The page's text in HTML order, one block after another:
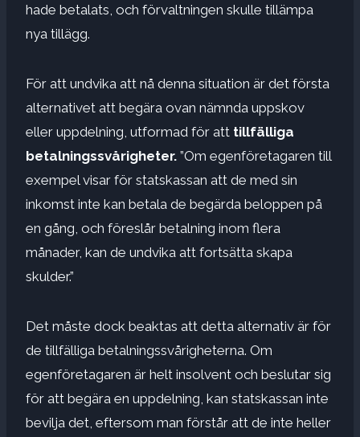
hade betalats, och förvaltningen skulle tillämpa
nya tillägg.
För att undvika att nå denna situation är det första
alternativet att begära ovan nämnda uppskov
eller uppdelning, utformad för att tillfälliga
betalningssvårigheter. ”Om egenföretagaren till
exempel visar för statskassan att de med sin
inkomst inte kan betala de begärda beloppen på
en gång, och föreslår betalning inom flera
månader, kan de undvika att fortsätta skapa
skulder.”
Det måste dock beaktas att detta alternativ är för
de tillfälliga betalningssvårigheterna. Om
egenföretagaren är helt insolvent och beslutar sig
för att begära en uppdelning, kan statskassan inte
bevilja det, eftersom man förstår att de inte heller